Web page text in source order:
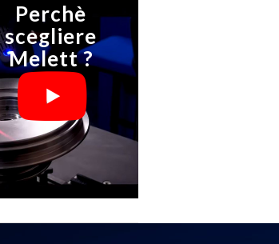
Perchè
scegliere
Melett ?